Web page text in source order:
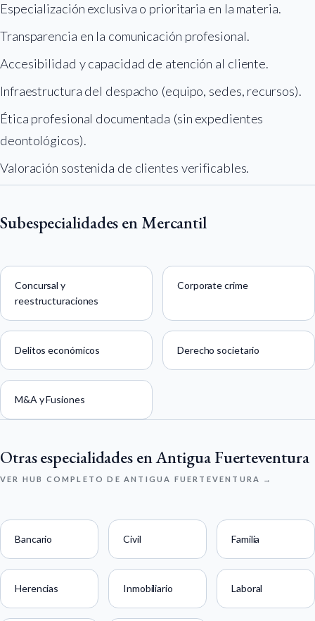
Especialización exclusiva o prioritaria en la materia.
Transparencia en la comunicación profesional.
Accesibilidad y capacidad de atención al cliente.
Infraestructura del despacho (equipo, sedes, recursos).
Ética profesional documentada (sin expedientes
deontológicos).
Valoración sostenida de clientes verificables.
Subespecialidades en Mercantil
Concursal y
reestructuraciones
Corporate crime
Delitos económicos Derecho societario
M&A y Fusiones
Otras especialidades en Antigua Fuerteventura
VER HUB COMPLETO DE ANTIGUA FUERTEVENTURA →
Bancario Civil Familia
Herencias Inmobiliario Laboral